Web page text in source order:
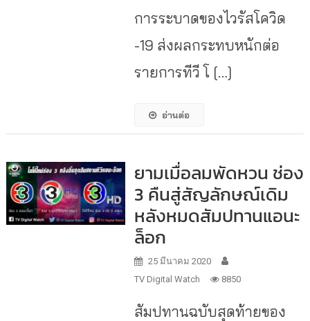
การระบาดของไวรัสโควิด
-19 ส่งผลกระทบหนักต่อ
รายการทีวี โ […]
อ่านต่อ
ยามเมื่อลมพัดหวน ช่อง
3 คืนสู่สัญลักษณ์เดิม
หลังหมดสัมปทานแอนะ
ล็อก
25 มีนาคม 2020
TV Digital Watch
8850
สัมปทานฉบับสุดท้ายของ